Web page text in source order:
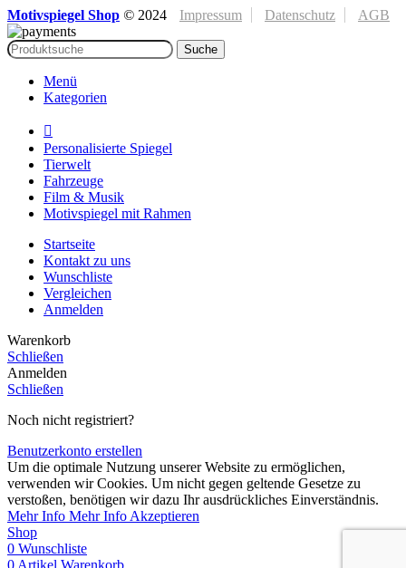
Motivspiegel Shop © 2024 Impressum Datenschutz AGB
Suche
Menü
Kategorien
Personalisierte Spiegel
Tierwelt
Fahrzeuge
Film & Musik
Motivspiegel mit Rahmen
Startseite
Kontakt zu uns
Wunschliste
Vergleichen
Anmelden
Warenkorb
Schließen
Anmelden
Schließen
Noch nicht registriert?
Benutzerkonto erstellen
Um die optimale Nutzung unserer Website zu ermöglichen,
verwenden wir Cookies. Um nicht gegen geltende Gesetze zu
verstoßen, benötigen wir dazu Ihr ausdrückliches Einverständnis.
Mehr Info Mehr Info Akzeptieren
Shop
0 Wunschliste
0 Artikel Warenkorb